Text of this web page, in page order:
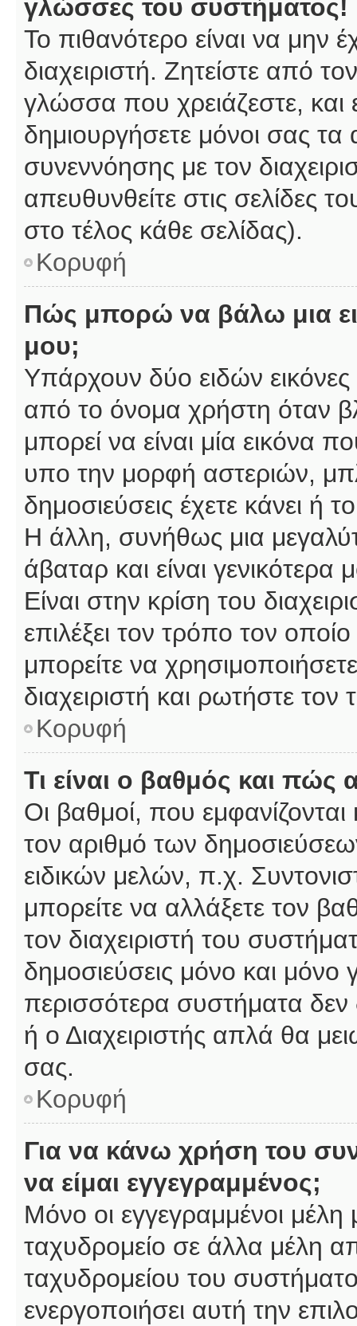
γλώσσες του συστήματος!
Το πιθανότερο είναι να μην
διαχειριστή. Ζητείστε από
γλώσσα που χρειάζεστε, και
δημιουργήσετε μόνοι σας
συνεννόησης με τον
απευθυνθείτε στις
στο τέλος κάθε σελίδας).
Κορυφή
Πώς μπορώ να βάλω μια
μου;
Υπάρχουν δύο ειδών
από το όνομα χρήστη όταν
μπορεί να είναι μία εικόνα
υπο την μορφή αστεριών,
δημοσιεύσεις έχετε κάνει
Η άλλη, συνήθως μια
άβαταρ και είναι
Είναι στην κρίση του
επιλέξει τον τρόπο τον
μπορείτε να
διαχειριστή και ρωτήστε τον
Κορυφή
Τι είναι ο βαθμός και
Οι βαθμοί, που
τον αριθμό των
ειδικών μελών, π.χ.
μπορείτε να αλλάξετε τον
τον διαχειριστή του
δημοσιεύσεις μόνο και
περισσότερα συστήματα δεν
ή ο Διαχειριστής απλά θα
σας.
Κορυφή
Για να κάνω χρήση του
να είμαι εγγεγραμμένος;
Μόνο οι εγγεγραμμένοι
ταχυδρομείο σε άλλα μέλη
ταχυδρομείου του
ενεργοποιήσει αυτή την